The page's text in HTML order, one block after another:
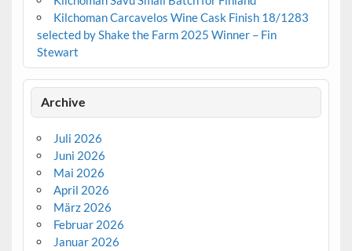
Kilchoman Carcavelos Wine Cask Finish 18/1283
selected by Shake the Farm 2025 Winner – Fin
Stewart
Archive
Juli 2026
Juni 2026
Mai 2026
April 2026
März 2026
Februar 2026
Januar 2026